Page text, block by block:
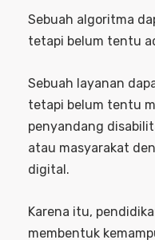
Sebuah algoritma
tetapi belum tentu
Sebuah layanan
tetapi belum tentu
penyandang
atau masyarakat
digital.
Karena itu,
membentuk